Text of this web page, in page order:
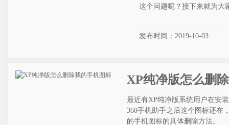
这个问题呢？接下来就为大
发布时间：2019-10-03
XP纯净版怎么删
最近有XP纯净版系统用户在安
360手机助手之后这个图标还在
的手机图标的具体删除方法。